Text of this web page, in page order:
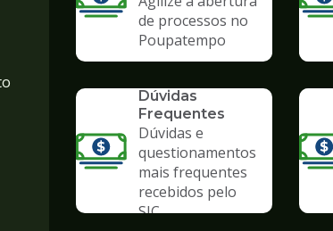
de processos no
Poupatempo
Dúvidas
Frequentes
Dúvidas e
questionamentos
mais frequentes
recebidos pelo
SIC
SERVICO